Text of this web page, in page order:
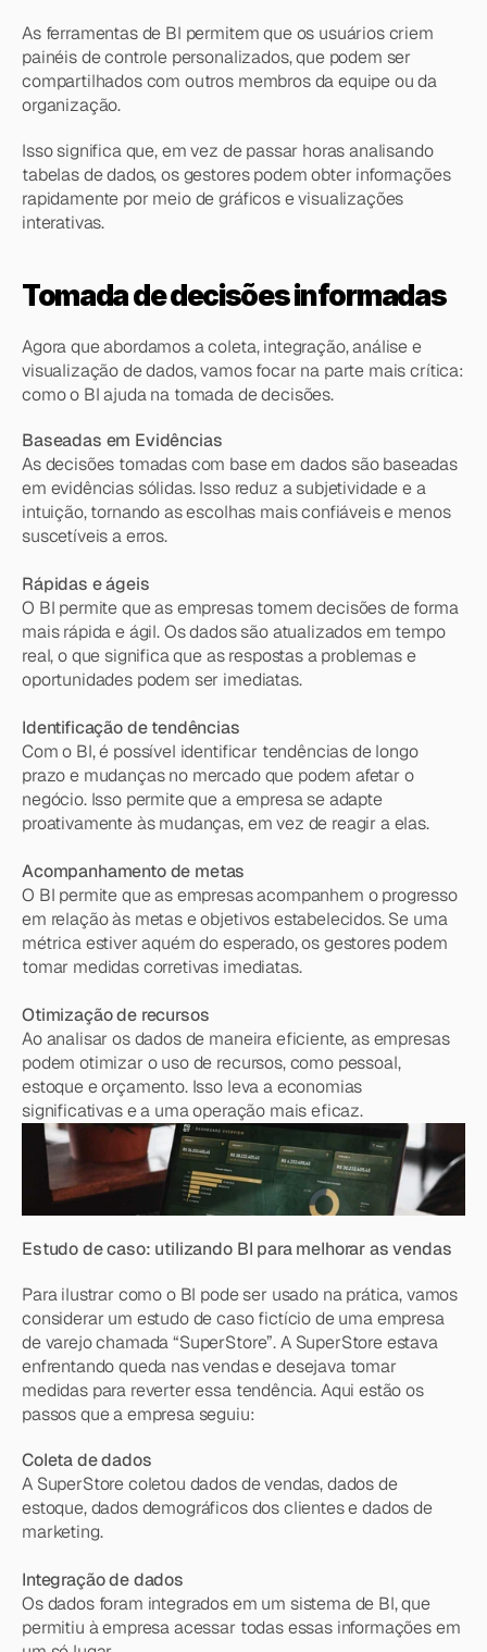
As ferramentas de BI permitem que os usuários criem
painéis de controle personalizados, que podem ser
compartilhados com outros membros da equipe ou da
organização.
Isso significa que, em vez de passar horas analisando
tabelas de dados, os gestores podem obter informações
rapidamente por meio de gráficos e visualizações
interativas.
Tomada de decisões informadas
Agora que abordamos a coleta, integração, análise e
visualização de dados, vamos focar na parte mais crítica:
como o BI ajuda na tomada de decisões.
Baseadas em Evidências
As decisões tomadas com base em dados são baseadas
em evidências sólidas. Isso reduz a subjetividade e a
intuição, tornando as escolhas mais confiáveis e menos
suscetíveis a erros.
Rápidas e ágeis
O BI permite que as empresas tomem decisões de forma
mais rápida e ágil. Os dados são atualizados em tempo
real, o que significa que as respostas a problemas e
oportunidades podem ser imediatas.
Identificação de tendências
Com o BI, é possível identificar tendências de longo
prazo e mudanças no mercado que podem afetar o
negócio. Isso permite que a empresa se adapte
proativamente às mudanças, em vez de reagir a elas.
Acompanhamento de metas
O BI permite que as empresas acompanhem o progresso
em relação às metas e objetivos estabelecidos. Se uma
métrica estiver aquém do esperado, os gestores podem
tomar medidas corretivas imediatas.
Otimização de recursos
Ao analisar os dados de maneira eficiente, as empresas
podem otimizar o uso de recursos, como pessoal,
estoque e orçamento. Isso leva a economias
significativas e a uma operação mais eficaz.
Estudo de caso: utilizando BI para melhorar as vendas
Para ilustrar como o BI pode ser usado na prática, vamos
considerar um estudo de caso fictício de uma empresa
de varejo chamada “SuperStore”. A SuperStore estava
enfrentando queda nas vendas e desejava tomar
medidas para reverter essa tendência. Aqui estão os
passos que a empresa seguiu:
Coleta de dados
A SuperStore coletou dados de vendas, dados de
estoque, dados demográficos dos clientes e dados de
marketing.
Integração de dados
Os dados foram integrados em um sistema de BI, que
permitiu à empresa acessar todas essas informações em